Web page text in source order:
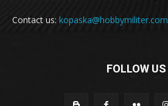
Contact us: kopaska@hobbymiliter.com
FOLLOW US